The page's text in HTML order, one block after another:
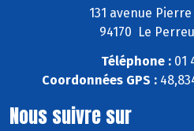
131 avenue
94170 Le
Téléphone : 01
Coordonnées GPS :
Nous suivre sur